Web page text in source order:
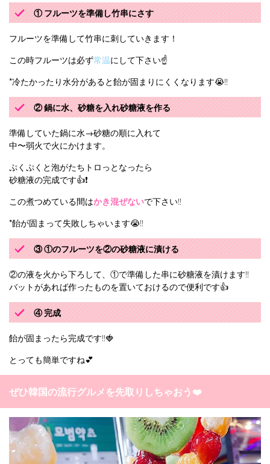
① フルーツを準備し竹串にさす
フルーツを準備して竹串に刺していきます！
この時フルーツは必ず常温にして下さい☝️
*冷たかったり水分があると飴が固まりにくくなります😭‼︎
② 鍋に水、砂糖を入れ砂糖液を作る
準備していた鍋に水→砂糖の順に入れて
中〜弱火で火にかけます。
ぷくぷくと泡がたちトロっとなったら
砂糖液の完成です👍❗️
この煮つめている間はかき混ぜないで下さい‼︎
*飴が固まって失敗しちゃいます😭‼︎
③ ①のフルーツを②の砂糖液に漬ける
②の液を火から下ろして、①で準備した串に砂糖液を漬けます‼︎
バットがあれば作ったものを置いておけるので便利です👍
④ 完成
飴が固まったら完成です‼︎🍓
とっても簡単ですね💕
ぜひ韓国の流行グルメを先取りしちゃおう❤️